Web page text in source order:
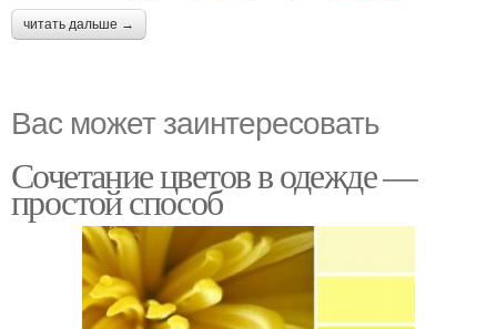
читать дальше →
Вас может заинтересовать
Сочетание цветов в одежде —
простой способ